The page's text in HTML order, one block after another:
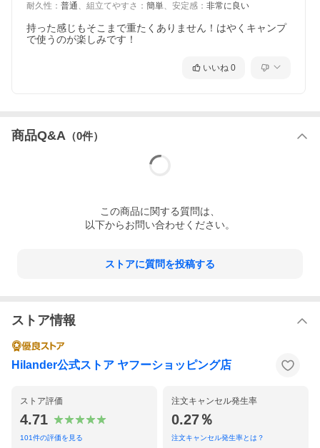
家具材で人気の「アッシ
いのもメリット。
天板を固定するダボはス
チールを採用し耐久性◎
耐久性 ： 普通、 組立てやすさ ： 簡単、 安定感 ： 非常に良い
持った感じもそこまで重たくありません！はやくキャンプ
で使うのが楽しみです！
いいね 0
商品Q&A （0件）
この商品に関する質問は、
以下からお問い合わせください。
ストアに質問を投稿する
ストア情報
Hilander公式ストア ヤフーショッピング店
ストア評価
4.71
101件の評価を見る
注文キャンセル発生率
0.27％
注文キャンセル発生率とは？